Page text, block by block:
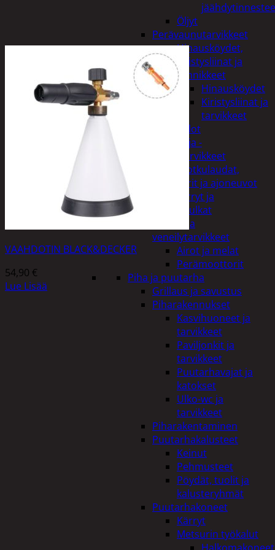
Öljyt
Perävaunutarvikkeet
Hinausköydet,
kiristysliinat ja
kiinnikkeet
Hinausköydet
Kiristysliinat ja
tarvikkeet
Valot
Rengas ja -
vannetarvikkeet
Sähköpotkulaudat,
skootterit ja ajoneuvot
Tukkikärryt ja
juontopulkat
Veneet ja
veneilytarvikkeet
Airot ja melat
Perämoottorit
Piha ja puutarha
Grillaus ja savustus
Piharakennukset
Kasvihuoneet ja
tarvikkeet
Paviljonkit ja
tarvikkeet
Puutarhavajat ja
katokset
Ulko-wc ja
tarvikkeet
Piharakentaminen
Puutarhakalusteet
Keinut
Pehmusteet
Pöydät, tuolit ja
kalusteryhmät
Puutarhakoneet
Kärryt
Metsurin työkalut
VAAHDOTIN BLACK&DECKER
54,90 €
Lue Lisää